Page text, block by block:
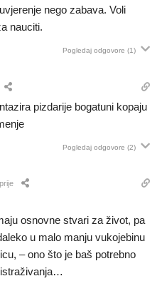
nego zabava. Voli
nauciti.
Pogledaj odgovore (1)
pizdarije bogatuni kopaju
Pogledaj odgovore (2)
osnovne stvari za život, pa
u malo manju vukojebinu
– ono što je baš potrebno